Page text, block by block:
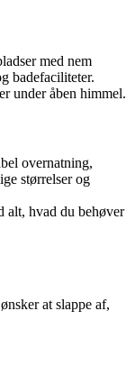
med nem
badefaciliteter.
under åben himmel.
overnatning,
størrelser og
alt, hvad du behøver
at slappe af,